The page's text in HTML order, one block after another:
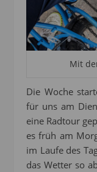
Mit
Die Woche
für uns am
eine Radtour
es früh am
im Laufe des
das Wetter so